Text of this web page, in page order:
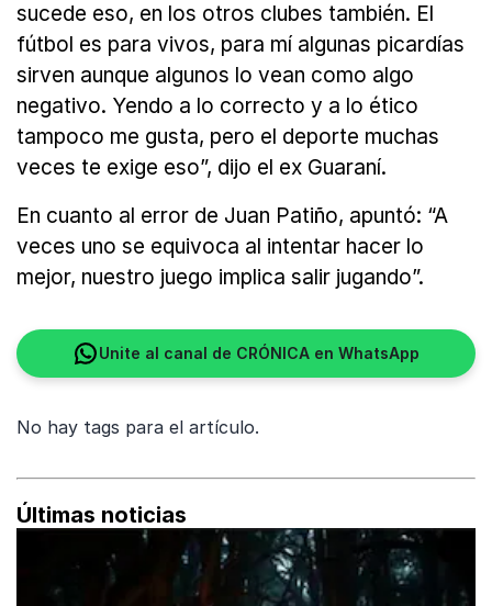
sucede eso, en los otros clubes también. El
fútbol es para vivos, para mí algunas picardías
sirven aunque algunos lo vean como algo
negativo. Yendo a lo correcto y a lo ético
tampoco me gusta, pero el deporte muchas
veces te exige eso”, dijo el ex Guaraní.
En cuanto al error de Juan Patiño, apuntó: “A
veces uno se equivoca al intentar hacer lo
mejor, nuestro juego implica salir jugando”.
Unite al canal de CRÓNICA en WhatsApp
No hay tags para el artículo.
Últimas noticias